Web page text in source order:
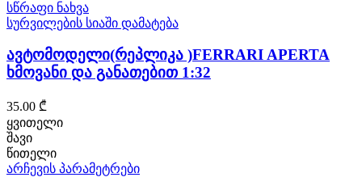
multiple
variants.
The
options
may
page
სწრაფი ნახვა
სურვილების სიაში დამატება
ავტომოდელი(რეპლიკა )FERRARI APERTA
ხმოვანი და განათებით 1:32
35.00 ₾
ყვითელი
შავი
წითელი
არჩევის პარამეტრებიThis